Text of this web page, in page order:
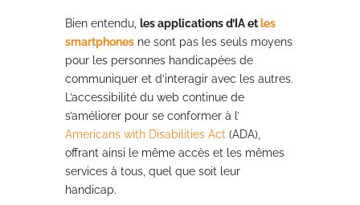
Bien entendu, les applications d’IA etles
smartphonesne sont pas les seuls moyens
pour les personnes handicapées de
communiquer et d’interagir avec les autres.
L’accessibilité du web continue de
s’améliorer pour se conformer à l’
Americans with Disabilities Act(ADA),
offrant ainsi le même accès et les mêmes
services à tous, quel que soit leur
handicap.